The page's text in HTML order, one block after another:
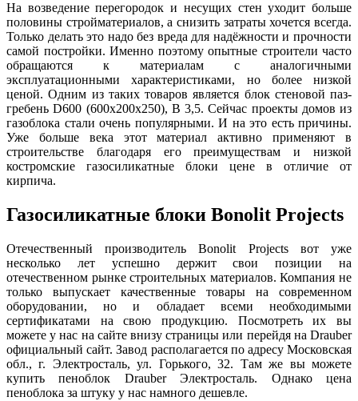
На возведение перегородок и несущих стен уходит больше
половины стройматериалов, а снизить затраты хочется всегда.
Только делать это надо без вреда для надёжности и прочности
самой постройки. Именно поэтому опытные строители часто
обращаются к материалам с аналогичными
эксплуатационными характеристиками, но более низкой
ценой. Одним из таких товаров является блок стеновой паз-
гребень D600 (600х200х250), В 3,5. Сейчас проекты домов из
газоблока стали очень популярными. И на это есть причины.
Уже больше века этот материал активно применяют в
строительстве благодаря его преимуществам и низкой
костромские газосиликатные блоки цене в отличие от
кирпича.
Газосиликатные блоки Bonolit Projects
Отечественный производитель Bonolit Projects вот уже
несколько лет успешно держит свои позиции на
отечественном рынке строительных материалов. Компания не
только выпускает качественные товары на современном
оборудовании, но и обладает всеми необходимыми
сертификатами на свою продукцию. Посмотреть их вы
можете у нас на сайте внизу страницы или перейдя на Drauber
официальный сайт. Завод располагается по адресу Московская
обл., г. Электросталь, ул. Горького, 32. Там же вы можете
купить пеноблок Drauber Электросталь. Однако цена
пеноблока за штуку у нас намного дешевле.